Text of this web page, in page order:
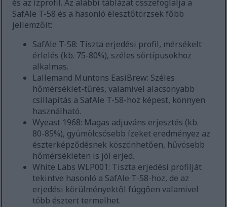
és az ízprofil. Az alábbi táblázat összefoglalja a
SafAle T-58 és a hasonló élesztőtörzsek főbb
jellemzőit:
SafAle T-58: Tiszta erjedési profil, mérsékelt
érlelés (kb. 75-80%), széles sörtípusokhoz
alkalmas.
Lallemand Muntons EasiBrew: Széles
hőmérséklet-tűrés, valamivel alacsonyabb
csillapítás a SafAle T-58-hoz képest, könnyen
használható.
Wyeast 1968: Magas adjuváns erjesztés (kb.
80-85%), gyümölcsösebb ízeket eredményez az
észterképződésnek köszönhetően, hűvösebb
hőmérsékleten is jól erjed.
White Labs WLP001: Tiszta erjedési profilját
tekintve hasonló a SafAle T-58-hoz, de az
erjedési körülményektől függően valamivel
több észtert termelhet.